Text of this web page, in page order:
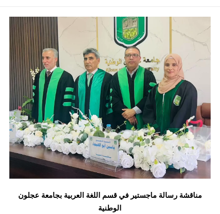
مناقشة رسالة ماجستير في قسم اللغة العربية بجامعة عجلون
الوطنية